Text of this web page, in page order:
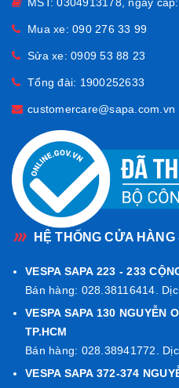
Mua xe: 090 276 33 99
Sửa xe: 0909 53 88 23
Tổng đài: 1900252633
customercare@sapa.com.vn
HỆ THỐNG CỬA
VESPA SAPA 223 - 233
Bán hàng: 028.38116414.
VESPA SAPA 130 NGUYỄN
TP.HCM
Bán hàng: 028.38941772.
VESPA SAPA 372-374